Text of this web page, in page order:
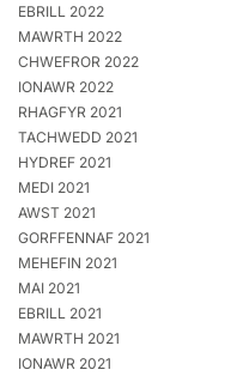
EBRILL 2022
MAWRTH 2022
CHWEFROR 2022
IONAWR 2022
RHAGFYR 2021
TACHWEDD 2021
HYDREF 2021
MEDI 2021
AWST 2021
GORFFENNAF 2021
MEHEFIN 2021
MAI 2021
EBRILL 2021
MAWRTH 2021
IONAWR 2021